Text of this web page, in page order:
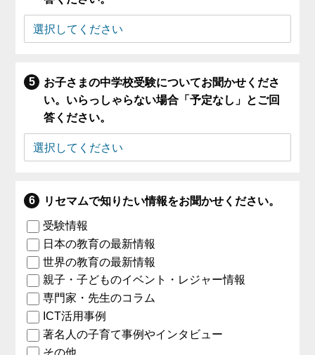
お子さまの中学校受験についてお聞かせくださ
い。いらっしゃらない場合「予定なし」とご回
答ください。
リセマムで知りたい情報をお聞かせください。
受験情報
日本の教育の最新情報
世界の教育の最新情報
親子・子どものイベント・レジャー情報
専門家・先生のコラム
ICT活用事例
著名人の子育て事例やインタビュー
その他